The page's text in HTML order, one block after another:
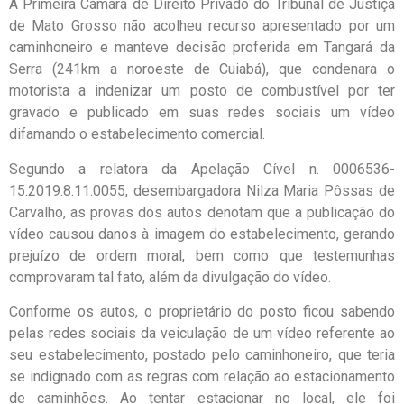
A Primeira Câmara de Direito Privado do Tribunal de Justiça
de Mato Grosso não acolheu recurso apresentado por um
caminhoneiro e manteve decisão proferida em Tangará da
Serra (241km a noroeste de Cuiabá), que condenara o
motorista a indenizar um posto de combustível por ter
gravado e publicado em suas redes sociais um vídeo
difamando o estabelecimento comercial.
Segundo a relatora da Apelação Cível n. 0006536-
15.2019.8.11.0055, desembargadora Nilza Maria Pôssas de
Carvalho, as provas dos autos denotam que a publicação do
vídeo causou danos à imagem do estabelecimento, gerando
prejuízo de ordem moral, bem como que testemunhas
comprovaram tal fato, além da divulgação do vídeo.
Conforme os autos, o proprietário do posto ficou sabendo
pelas redes sociais da veiculação de um vídeo referente ao
seu estabelecimento, postado pelo caminhoneiro, que teria
se indignado com as regras com relação ao estacionamento
de caminhões. Ao tentar estacionar no local, ele foi